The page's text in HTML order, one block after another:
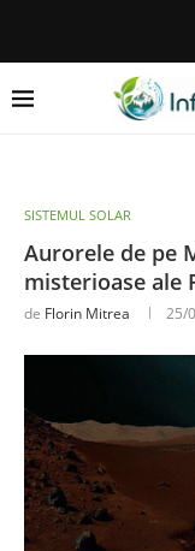
SISTEMUL SOLAR
Aurorele de pe
misterioase ale
de Florin Mitrea 25/